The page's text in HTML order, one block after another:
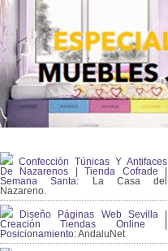
Confección Túnicas Y Antifaces
De Nazarenos | Tienda Cofrade |
Semana Santa: La Casa del
Nazareno.
Diseño Páginas Web Sevilla |
Creación Tiendas Online |
Posicionamiento:AndaluNet